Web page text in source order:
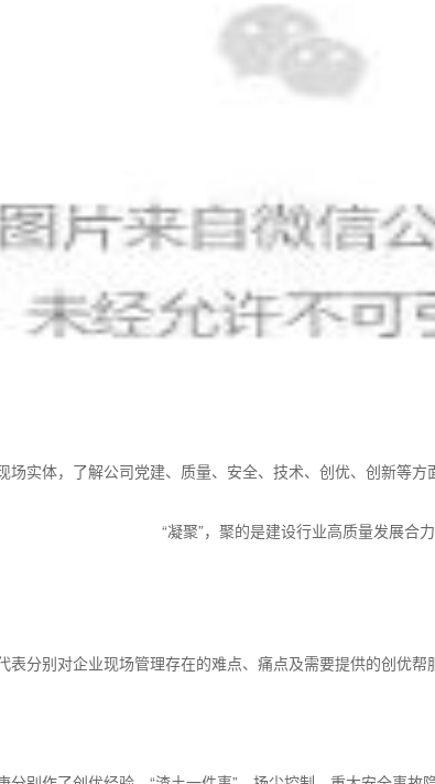
实体，了解公司党建、质量、安全、技术、创优、创新等方
“凝聚”，聚的是建设行业高质量发展合力
分别对企业现场管理存在的难点、痛点及需要提供的创优帮